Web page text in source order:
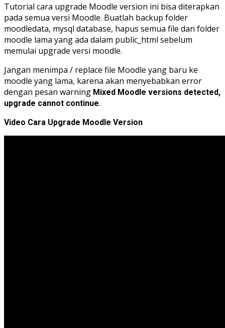
Tutorial cara upgrade Moodle version ini bisa diterapkan
pada semua versi Moodle. Buatlah backup folder
moodledata, mysql database, hapus semua file dan folder
moodle lama yang ada dalam public_html sebelum
memulai upgrade versi moodle.
Jangan menimpa / replace file Moodle yang baru ke
moodle yang lama, karena akan menyebabkan error
dengan pesan warning Mixed Moodle versions detected,
upgrade cannot continue.
Video Cara Upgrade Moodle Version